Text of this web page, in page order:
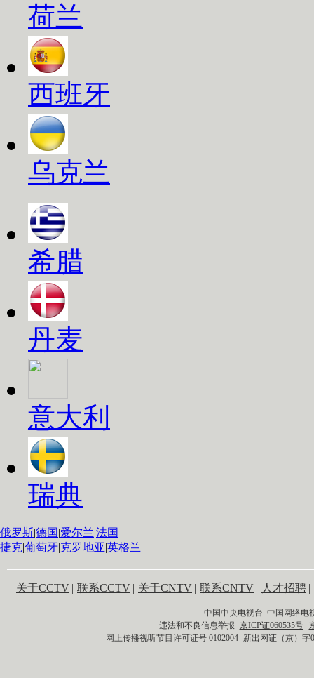
荷兰
西班牙
乌克兰
希腊
丹麦
意大利
瑞典
俄罗斯|德国 |爱尔兰|法国
捷克|葡萄牙|克罗地亚|英格兰
关于CCTV | 联系CCTV | 关于CNTV | 联系CNTV | 人才招聘 |
中国中央电视台 中国网络电
违法和不良信息举报 京ICP证060535号
网上传播视听节目许可证号 0102004 新出网证（京）